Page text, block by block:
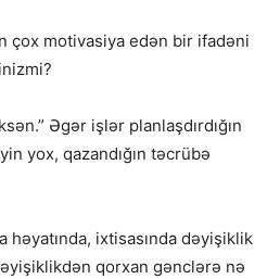
çox motivasiya edən bir ifadəni
Əgər işlər planlaşdırdığın
yox, qazandığın təcrübə
həyatında, ixtisasında dəyişiklik
qorxan gənclərə nə